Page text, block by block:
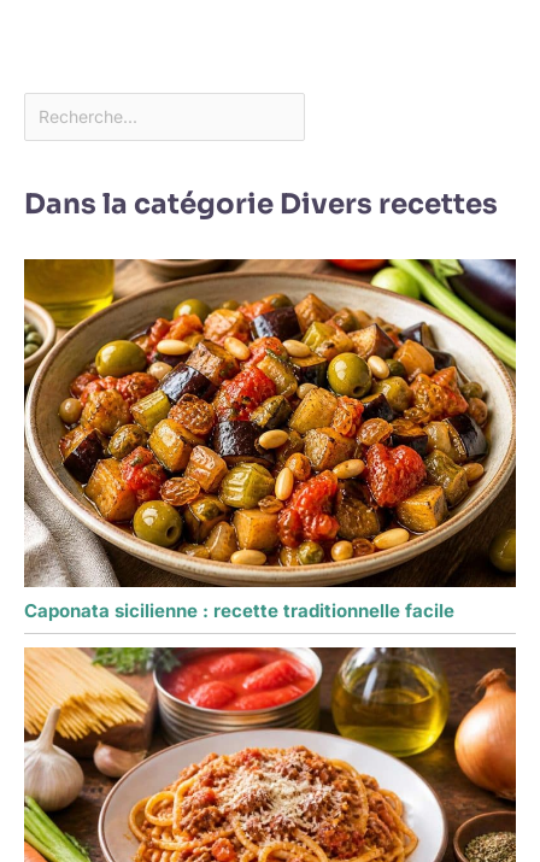
Dans la catégorie Divers recettes
Caponata sicilienne : recette traditionnelle facile